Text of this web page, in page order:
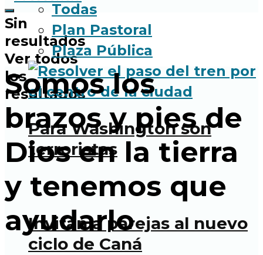
Sin
resultados
Ver todos
los
resultados
Todas
Plan Pastoral
Plaza Pública
Para Washington son
terroristas
Invitan a parejas al nuevo
ciclo de Caná
Somos los
brazos y pies de
Dios en la tierra
y tenemos que
ayudarlo